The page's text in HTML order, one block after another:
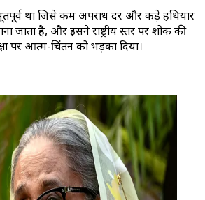
था जिसे कम अपराध दर और कड़े हथियार
जाता है, और इसने राष्ट्रीय स्तर पर शोक की
पर आत्म-चिंतन को भड़का दिया।